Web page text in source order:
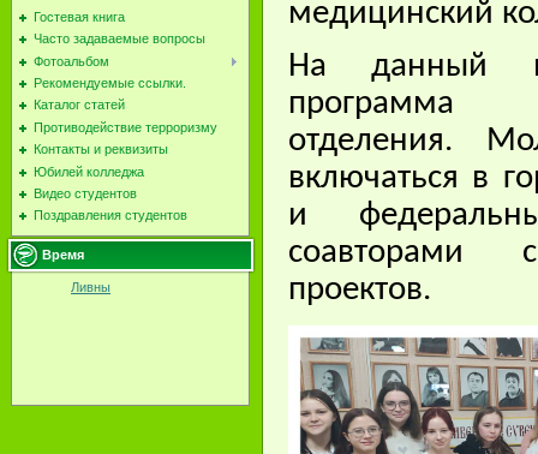
Гостевая книга
Часто задаваемые вопросы
Фотоальбом
Рекомендуемые ссылки.
Каталог статей
Противодействие терроризму
Контакты и реквизиты
Юбилей колледжа
Видео студентов
Поздравления студентов
Время
Ливны
медицинский
На данный
программа
отделения.
включаться в
и
соавторами
проектов.